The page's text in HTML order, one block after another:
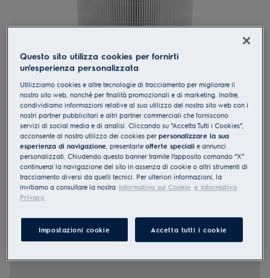
Clicca per ingrandire
EFFCAR2
Filtro per purificatore aria
0 (0)
Vantaggi
Filtro di protezione totale CARE A3
Filtro CARE
Questo sito utilizza cookies per fornirti
un'esperienza personalizzata
Utilizziamo cookies e altre tecnologie di tracciamento per migliorare il
nostro sito web, nonchè per finalità promozionali e di marketing. Inoltre,
condividiamo informazioni relative al suo utilizzo del nostro sito web con i
nostri partner pubblicitari e altri partner commerciali che forniscono
servizi di social media e di analisi. Cliccando su “Accetta Tutti i Cookies”,
acconsente al nostro utilizzo dei cookies perpersonalizzare la sua
esperienza di navigazione, presentarleofferte speciali e annunci
personalizzati. Chiudendo questo banner tramite l’apposito comando “X”
continuerai la navigazione del sito in assenza di cookie o altri strumenti di
tracciamento diversi da quelli tecnici. Per ulteriori informazioni, la
invitiamo a consultare la nostra Informativa sui Cookie e Informativa
Privacy.
Impostazioni cookie Accetta tutti i cookie